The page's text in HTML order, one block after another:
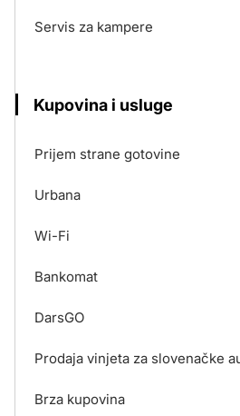
Servis za kampere
Kupovina i usluge
Prijem strane gotovine
Urbana
Wi-Fi
Bankomat
DarsGO
Prodaja vinjeta za slovenačke
Brza kupovina